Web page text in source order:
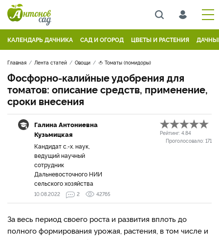
КАЛЕНДАРЬ ДАЧНИКА САД И ОГОРОД ЦВЕТЫ И РАСТЕНИЯ
Главная Лента статей Овощи 🍅 Томаты (помидоры)
Фосфорно-калийные удобрения для
томатов: описание средств, применение,
сроки внесения
Галина Антониевна
Кузьмицкая
Кандидат с.-х. наук,
ведущий научный
сотрудник
Дальневосточного НИИ
сельского хозяйства
Рейтинг: 4.84
Проголосовало: 171
10.08.2022 2 42765
За весь период своего роста и развития вплоть до
полного формирования урожая, растения, в том числе и